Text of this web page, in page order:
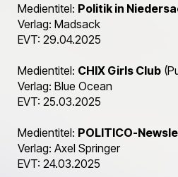
Medientitel: Politik in
Verlag: Madsack
EVT: 29.04.2025
Medientitel: CHIX Girls Club
Verlag: Blue Ocean
EVT: 25.03.2025
Medientitel: POLITICO-
Verlag: Axel Springer
EVT: 24.03.2025